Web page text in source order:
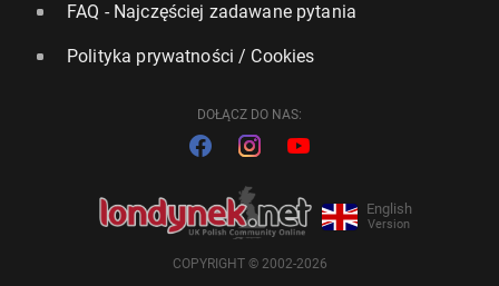
FAQ - Najczęściej zadawane pytania
Polityka prywatności / Cookies
DOŁĄCZ DO NAS:
English
Version
COPYRIGHT © 2002-2026